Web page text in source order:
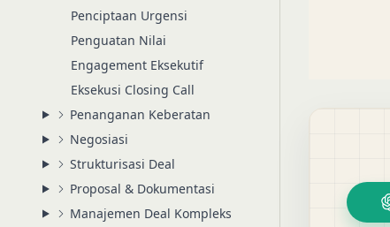
Penciptaan Urgensi
Penguatan Nilai
Engagement Eksekutif
Eksekusi Closing Call
Penanganan Keberatan
Negosiasi
Strukturisasi Deal
Proposal & Dokumentasi
Manajemen Deal Kompleks